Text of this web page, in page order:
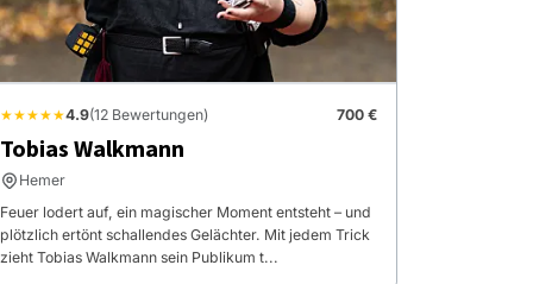
★★★★★4.9(12 Bewertungen) 700 €
Tobias Walkmann
Hemer
Feuer lodert auf, ein magischer Moment entsteht – und
plötzlich ertönt schallendes Gelächter. Mit jedem Trick
zieht Tobias Walkmann sein Publikum t...